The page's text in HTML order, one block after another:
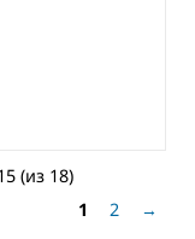
(из 18)
1
2 →